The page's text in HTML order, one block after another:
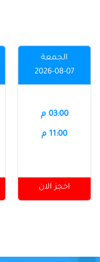
الجمعة
2026-08-07
03:00 م
11:00 م
احجز الان